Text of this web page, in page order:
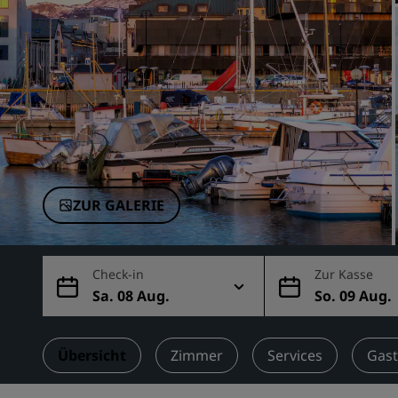
Verbundene Marken in China
ZUR GALERIE
Check-in
Sa. 08 Aug.
Zur Kasse
So. 09 Aug.
Übersicht Zimmer Services